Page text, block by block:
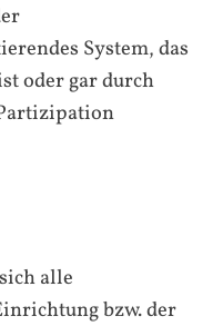
System, das
oder gar durch
alle
bzw. der